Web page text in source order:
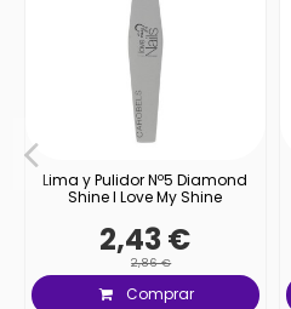
Lima y Pulidor Nº5 Diamond
Shine I Love My Shine
2,43 €
2,86 €
Comprar